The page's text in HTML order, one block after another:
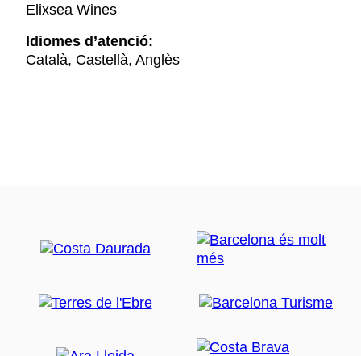
Elixsea Wines
Idiomes d’atenció:
Català, Castellà, Anglès